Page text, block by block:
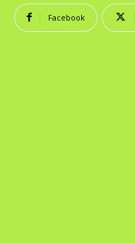
Facebook